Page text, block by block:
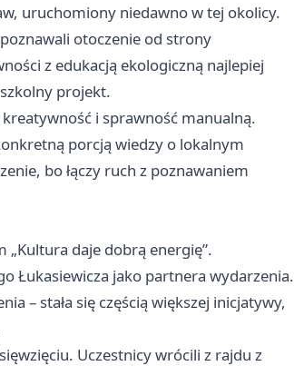
uruchomiony niedawno w tej okolicy.
otoczenie od strony
z edukacją ekologiczną najlepiej
projekt.
kreatywność i sprawność manualną.
porcją wiedzy o lokalnym
bo łączy ruch z poznawaniem
„Kultura daje dobrą energię”.
Łukasiewicza jako partnera wydarzenia.
– stała się częścią większej inicjatywy,
Uczestnicy wrócili z rajdu z